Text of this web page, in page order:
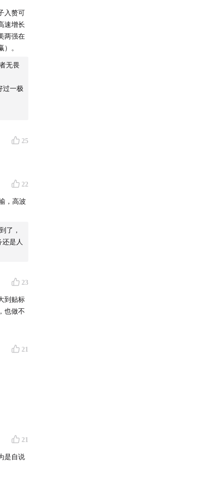
"人猿相
：大
民主
定义
撑"中
样脱
的
么才
入赘可
速增长
两强在
。
无畏
过一极
25
22
，高波
了，
是人
23
到贴标
也做不
21
21
是自说